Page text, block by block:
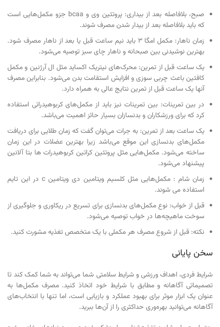
صبح، بلافاصله بعد از بیداری: پروتئین وی و bcaa جزو مکمل‌هایی است
که باید بلافاصله بعد از بیدار شدن مصرف شوند.
زمان ناهار: مکمل امگا ۳ باید نیم ساعت قبل یا بعد از ناهار مصرف شود.
بهترین نوشیدنی بین صبحانه و ناهار چای سبز توصیه می‌شود.
یک ساعت قبل از تمرین: محرک‌های نیتریک اکساید مثل ال آرژنین و مکمل
کافئین باعث چربی سوزی و افزایش استقامت بدن می‌شود. بنابراین مصرف
آنها یک ساعت قبل از تمرین نتایج عالی به همراه دارد.
در بین تمرینات: بین تمرینات نیز باید از مکمل‌های کربوهیدراتی استفاده
کرد که برای ورزشکاران و بدنسازان بسیار حائز اهمیت می‌باشد.
یک ساعت بعد از تمرین: به جرات می‌توان گفت که زمان طلایی برای دریافت
مکمل‌های بدنسازی این موقع می‌باشد زیرا بهترین عضلات در این زمان
ساخته می‌شود. مکمل‌هایی مثل پروتئین کراتین کربوهیدرات ها بتا آلانین
پیشنهاد می‌شود.
زمان شام : مکمل‌هایی مثل کلسیم ویتامین دی ویتامین c در این تایم
استفاده می شوند.
قبل از خواب: نوع مکمل‌های بدنسازی برای تسریع در ریکاوری و جلوگیری از
سوخت ماهیچه‌ها در خواب توصیه می‌شود.
نکته: قبل از شروع مصرف هر مکملی با یک متخصص تغذیه مشورت کنید.
سخن پایانی
شرایط فردی، اهداف ورزشی و شرایط سلامتی شما می‌تواند به شما کمک کند تا
تصمیماتی آگاهانه و مطابق با شرایط خود اتخاذ کنید. مصرف مکمل‌ها به
عنوان یک ابزار موثر برای بهبود عملکرد و بازیابی است، اما تنها با انتخاب‌های
آگاهانه می‌توانید بهره‌وری حداکثری را از آن‌ها ببرید.